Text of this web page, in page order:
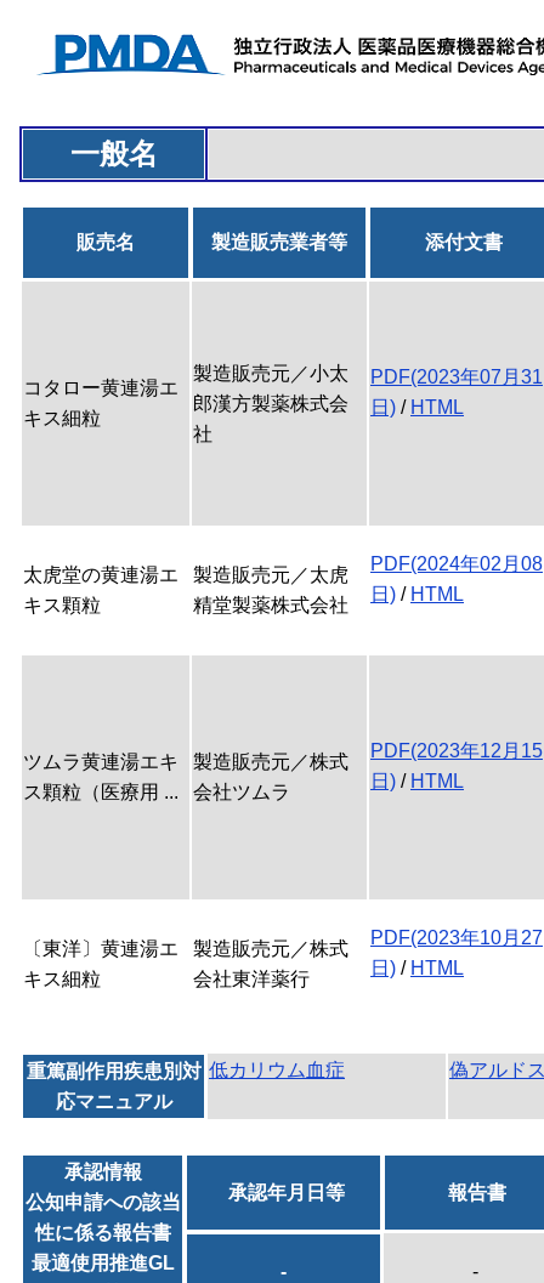
一般名
販売名 製造販売業者等 添付文書
コタロー黄連湯エ
キス細粒
製造販売元／小太
郎漢方製薬株式会
社
PDF(2023年07月31
日) / HTML
太虎堂の黄連湯エ
キス顆粒
製造販売元／太虎
精堂製薬株式会社
PDF(2024年02月08
日) / HTML
ツムラ黄連湯エキ
ス顆粒（医療用 ...
製造販売元／株式
会社ツムラ
PDF(2023年12月15
日) / HTML
〔東洋〕黄連湯エ
キス細粒
製造販売元／株式
会社東洋薬行
PDF(2023年10月27
日) / HTML
重篤副作用疾患別対
応マニュアル
低カリウム血症 偽アルド
承認情報
公知申請への該当
性に係る報告書
最適使用推進GL
承認年月日等 報告書
- -